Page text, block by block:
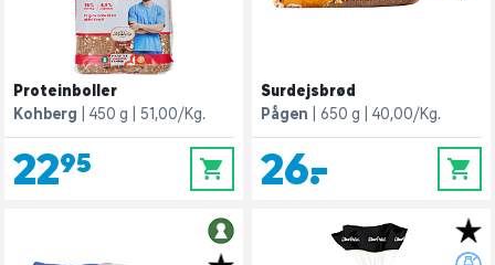
Proteinboller
Kohberg
450 g 51,00/Kg.
22,95 0
Surdejsbrød
Pågen
650 g 40,00/Kg.
26,- 0